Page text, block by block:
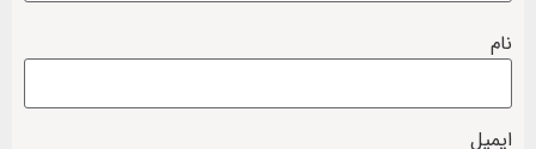
نام
ایمیل